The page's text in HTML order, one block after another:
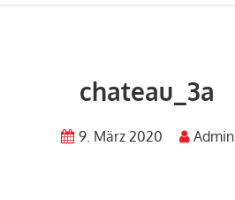
chateau_3a
9. März 2020 Admin